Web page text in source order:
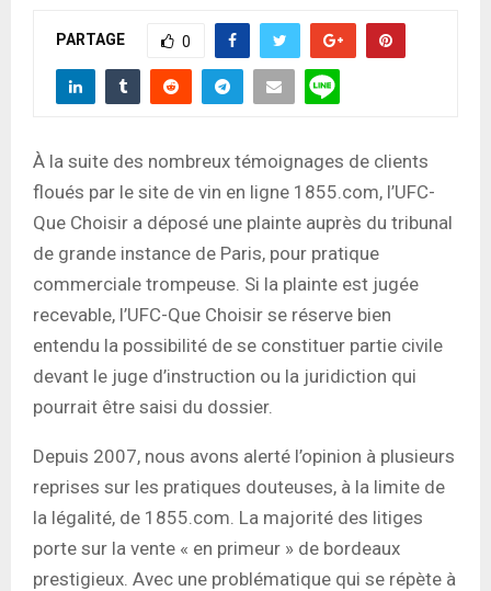
PARTAGE 0
À la suite des nombreux témoignages de clients
floués par le site de vin en ligne 1855.com, l’UFC-
Que Choisir a déposé une plainte auprès du tribunal
de grande instance de Paris, pour pratique
commerciale trompeuse. Si la plainte est jugée
recevable, l’UFC-Que Choisir se réserve bien
entendu la possibilité de se constituer partie civile
devant le juge d’instruction ou la juridiction qui
pourrait être saisi du dossier.
Depuis 2007, nous avons alerté l’opinion à plusieurs
reprises sur les pratiques douteuses, à la limite de
la légalité, de 1855.com. La majorité des litiges
porte sur la vente « en primeur » de bordeaux
prestigieux. Avec une problématique qui se répète à